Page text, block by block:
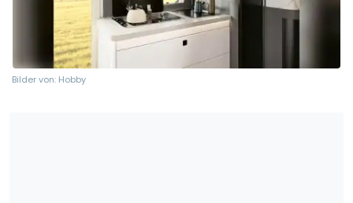
Bilder von: Hobby